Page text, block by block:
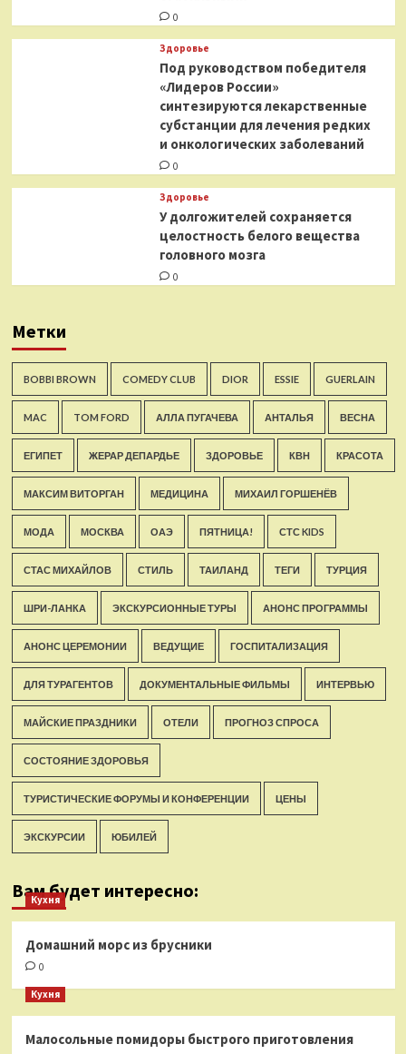
0
Здоровье
Под руководством победителя
«Лидеров России»
синтезируются лекарственные
субстанции для лечения редких
и онкологических заболеваний
0
Здоровье
У долгожителей сохраняется
целостность белого вещества
головного мозга
0
Метки
BOBBI BROWN COMEDY CLUB DIOR ESSIE GUERLAIN
MAC TOM FORD АЛЛА ПУГАЧЕВА АНТАЛЬЯ ВЕСНА
ЕГИПЕТ ЖЕРАР ДЕПАРДЬЕ ЗДОРОВЬЕ КВН КРАСОТА
МАКСИМ ВИТОРГАН МЕДИЦИНА МИХАИЛ ГОРШЕНЁВ
МОДА МОСКВА ОАЭ ПЯТНИЦА! СТС KIDS
СТАС МИХАЙЛОВ СТИЛЬ ТАИЛАНД ТЕГИ ТУРЦИЯ
ШРИ-ЛАНКА ЭКСКУРСИОННЫЕ ТУРЫ АНОНС ПРОГРАММЫ
АНОНС ЦЕРЕМОНИИ ВЕДУЩИЕ ГОСПИТАЛИЗАЦИЯ
ДЛЯ ТУРАГЕНТОВ ДОКУМЕНТАЛЬНЫЕ ФИЛЬМЫ ИНТЕРВЬЮ
МАЙСКИЕ ПРАЗДНИКИ ОТЕЛИ ПРОГНОЗ СПРОСА
СОСТОЯНИЕ ЗДОРОВЬЯ
ТУРИСТИЧЕСКИЕ ФОРУМЫ И КОНФЕРЕНЦИИ ЦЕНЫ
ЭКСКУРСИИ ЮБИЛЕЙ
Вам будет интересно:
Кухня
Домашний морс из брусники
0
Кухня
Малосольные помидоры быстрого приготовления